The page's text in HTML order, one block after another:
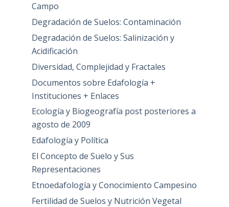
Campo
Degradación de Suelos: Contaminación
Degradación de Suelos: Salinización y
Acidificación
Diversidad, Complejidad y Fractales
Documentos sobre Edafología +
Instituciones + Enlaces
Ecología y Biogeografía post posteriores a
agosto de 2009
Edafología y Política
El Concepto de Suelo y Sus
Representaciones
Etnoedafología y Conocimiento Campesino
Fertilidad de Suelos y Nutrición Vegetal